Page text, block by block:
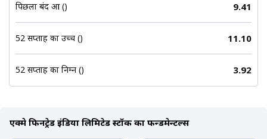
पिछला बंद हुआ (₹) 9.41
52 सप्ताह का उच्च (₹) 11.10
52 सप्ताह का निम्न (₹) 3.92
एक्मे फिनट्रेड इंडिया लिमिटेड स्टॉक का फन्डमेन्टल्स